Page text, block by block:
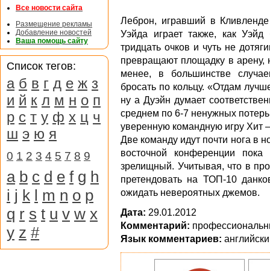
Леброн, игравший в
Уэйда играет также, как
тридцать очков и чуть не
превращают площадку в арену,
менее, в большинстве
бросать по кольцу. «Отдам
ну а Дуэйн думает
среднем по 6-7 ненужных
уверенную командную игру Хит
Две команду идут почти нога в
восточной конференции
зрелищный. Учитывая, что в
претендовать на ТОП-10
ожидать невероятных джемов.
Дата: 29.01.2012
Комментарий:
Язык комментариев:
Все новости сайта
Размещение рекламы
Добавление новостей
Ваша помощь сайту
Список тегов:
а б в г д е ж з
и й к л м н о п
р с т у ф х ц ч
ш э ю я
0 1 2 3 4 5 7 8 9
a b c d e f g h
i j k l m n o p
q r s t u v w x
y z #